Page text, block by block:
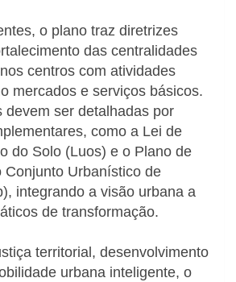
o plano traz diretrizes
das centralidades
centros com atividades
mercados e serviços básicos.
devem ser detalhadas por
como a Lei de
do Solo (Luos) e o Plano de
Conjunto Urbanístico de
integrando a visão urbana a
de transformação.
territorial, desenvolvimento
urbana inteligente, o